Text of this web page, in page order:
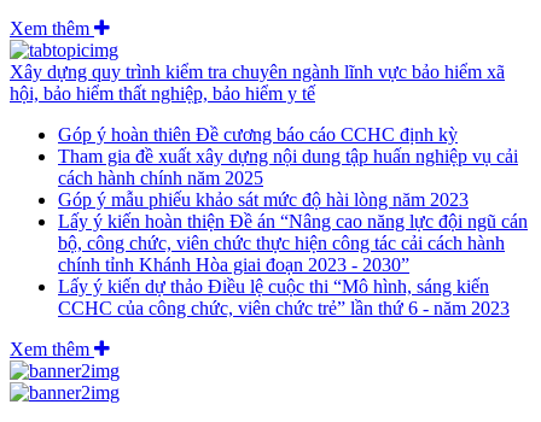
Xem thêm
Xây dựng quy trình kiểm tra chuyên ngành lĩnh vực bảo hiểm xã
hội, bảo hiểm thất nghiệp, bảo hiểm y tế
Góp ý hoàn thiên Đề cương báo cáo CCHC định kỳ
Tham gia đề xuất xây dựng nội dung tập huấn nghiệp vụ cải
cách hành chính năm 2025
Góp ý mẫu phiếu khảo sát mức độ hài lòng năm 2023
Lấy ý kiến hoàn thiện Đề án “Nâng cao năng lực đội ngũ cán
bộ, công chức, viên chức thực hiện công tác cải cách hành
chính tỉnh Khánh Hòa giai đoạn 2023 - 2030”
Lấy ý kiến dự thảo Điều lệ cuộc thi “Mô hình, sáng kiến
CCHC của công chức, viên chức trẻ” lần thứ 6 - năm 2023
Xem thêm